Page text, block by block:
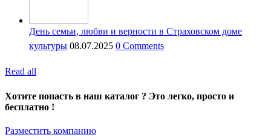
День семьи, любви и верности в Страховском доме
культуры 08.07.2025 0 Comments
Read all
Хотите попасть в наш каталог ? Это легко, просто и
бесплатно !
Разместить компанию